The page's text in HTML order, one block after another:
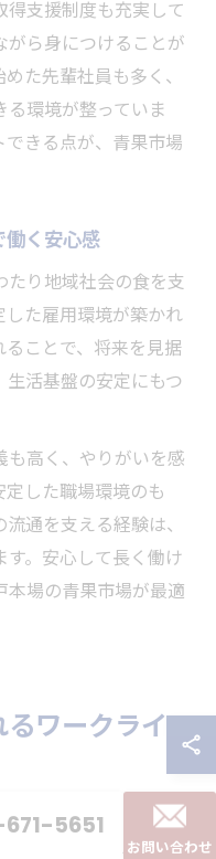
支援制度も充実して
がら身につけることが
た先輩社員も多く、
環境が整っていま
きる点が、青果市場
く安心感
り地域社会の食を支
た雇用環境が築かれ
ことで、将来を見据
活基盤の安定にもつ
も高く、やりがいを感
した職場環境のも
通を支える経験は、
。安心して長く働け
本場の青果市場が最適
ワークライフ
勤務体系
5651
お問い合わせ